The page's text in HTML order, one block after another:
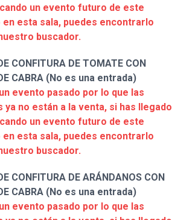
un evento futuro de este
esta sala, puedes encontrarlo
buscador.
CONFITURA DE TOMATE CON
CABRA (No es una entrada)
evento pasado por lo que las
ya no están a la venta, si has llegado
un evento futuro de este
esta sala, puedes encontrarlo
buscador.
CONFITURA DE ARÁNDANOS CON
CABRA (No es una entrada)
evento pasado por lo que las